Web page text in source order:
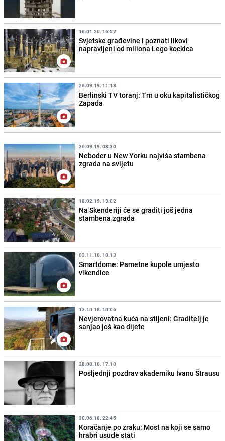
16.01.20. 16:52
Svjetske građevine i poznati likovi
napravljeni od miliona Lego kockica
26.09.19. 11:18
Berlinski TV toranj: Trn u oku kapitalističkog
Zapada
26.09.19. 08:30
Neboder u New Yorku najviša stambena
zgrada na svijetu
18.02.19. 13:02
Na Skenderiji će se graditi još jedna
stambena zgrada
03.11.18. 10:13
Smartdome: Pametne kupole umjesto
vikendice
13.10.18. 10:06
Nevjerovatna kuća na stijeni: Graditelj je
sanjao još kao dijete
28.08.18. 17:10
Posljednji pozdrav akademiku Ivanu Štrausu
30.06.18. 22:45
Koračanje po zraku: Most na koji se samo
hrabri usude stati